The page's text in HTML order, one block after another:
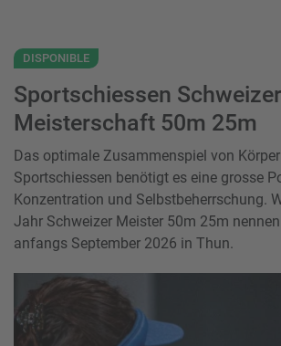
DISPONIBLE
Sportschiessen Schweizer
Meisterschaft 50m 25m
Das optimale Zusammenspiel von
Sportschiessen benötigt es eine grosse
Konzentration und Selbstbeherrschung.
Jahr Schweizer Meister 50m 25m
anfangs September 2026 in Thun.